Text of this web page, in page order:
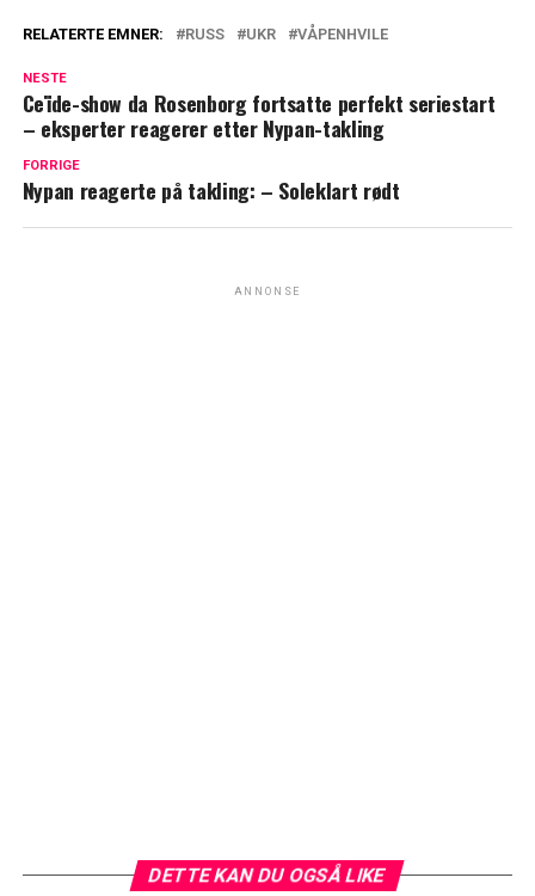
RELATERTE EMNER: RUSS UKR VÅPENHVILE
NESTE
Ceïde-show da Rosenborg fortsatte perfekt seriestart
– eksperter reagerer etter Nypan-takling
FORRIGE
Nypan reagerte på takling: – Soleklart rødt
ANNONSE
DETTE KAN DU OGSÅ LIKE